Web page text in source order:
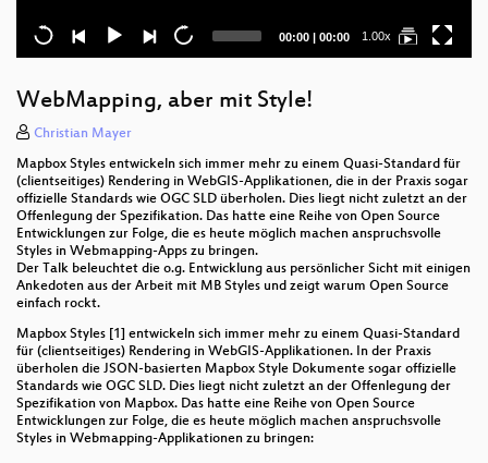
Current
00:00 | Total
00:00 1.00x
WebMapping, aber mit Style!
Christian Mayer
Mapbox Styles entwickeln sich immer mehr zu einem Quasi-Standard für
(clientseitiges) Rendering in WebGIS-Applikationen, die in der Praxis sogar
offizielle Standards wie OGC SLD überholen. Dies liegt nicht zuletzt an der
Offenlegung der Spezifikation. Das hatte eine Reihe von Open Source
Entwicklungen zur Folge, die es heute möglich machen anspruchsvolle
Styles in Webmapping-Apps zu bringen.
Der Talk beleuchtet die o.g. Entwicklung aus persönlicher Sicht mit einigen
Ankedoten aus der Arbeit mit MB Styles und zeigt warum Open Source
einfach rockt.
Mapbox Styles [1] entwickeln sich immer mehr zu einem Quasi-Standard
für (clientseitiges) Rendering in WebGIS-Applikationen. In der Praxis
überholen die JSON-basierten Mapbox Style Dokumente sogar offizielle
Standards wie OGC SLD. Dies liegt nicht zuletzt an der Offenlegung der
Spezifikation von Mapbox. Das hatte eine Reihe von Open Source
Entwicklungen zur Folge, die es heute möglich machen anspruchsvolle
Styles in Webmapping-Applikationen zu bringen: